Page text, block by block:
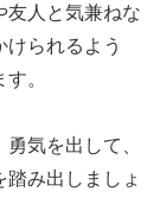
友人と気兼ねな
けられるよう
。
気を出して、
み出しましょ